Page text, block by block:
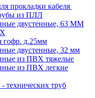
прокладки кабеля
из ПЛЛ
двустенные, 63 ММ
гофр. д.25мм
двустенные, 32 мм
из ПВХ тяжелые
из ПВХ легкие
технических труб